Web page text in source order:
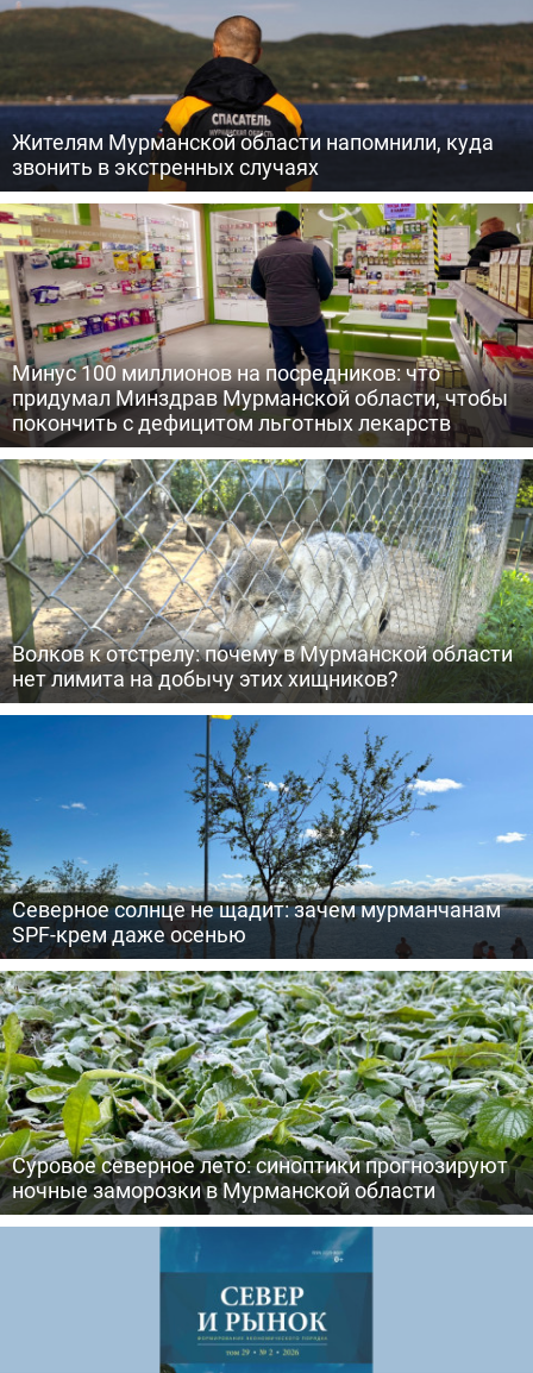
Жителям Мурманской области напомнили, куда
звонить в экстренных случаях
Минус 100 миллионов на посредников: что
придумал Минздрав Мурманской области, чтобы
покончить с дефицитом льготных лекарств
Волков к отстрелу: почему в Мурманской области
нет лимита на добычу этих хищников?
Северное солнце не щадит: зачем мурманчанам
SPF-крем даже осенью
Суровое северное лето: синоптики прогнозируют
ночные заморозки в Мурманской области